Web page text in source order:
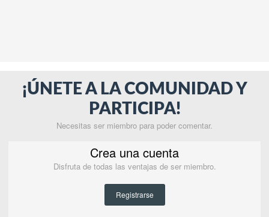
¡ÚNETE A LA COMUNIDAD Y
PARTICIPA!
Necesitas ser miembro para poder comentar.
Crea una cuenta
Disfruta de todas las ventajas de ser miembro.
Registrarse